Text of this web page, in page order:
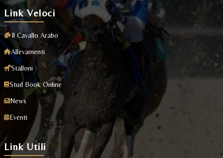
Link Veloci
Il Cavallo Arabo
Allevamenti
Stalloni
Stud Book Online
News
Eventi
Link Utili